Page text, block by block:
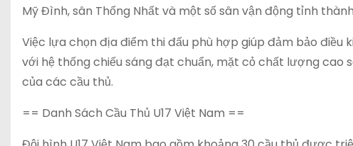
Mỹ Đình, sân Thống Nhất và một số sân vận động tỉnh
Việc lựa chọn địa điểm thi đấu phù hợp giúp đảm bảo điều
với hệ thống chiếu sáng đạt chuẩn, mặt cỏ chất lượng
của các cầu thủ.
== Danh Sách Cầu Thủ U17 Việt Nam ==